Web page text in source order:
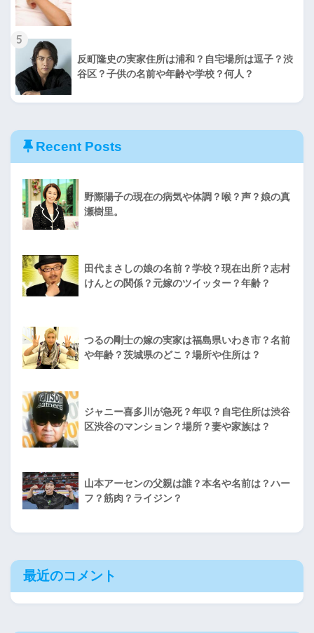
5
反町隆史の実家住所は浦和？自宅場所は逗子？渋
谷区？子供の名前や年齢や学校？何人？
Recent Posts
野際陽子の現在の病気や体調？喉？声？娘の真
瀬樹里。
田代まさしの娘の名前？学校？現在出所？志村
けんとの関係？元嫁のツイッター？年齢？
つるの剛士の嫁の実家は福島県いわき市？名前
や年齢？茨城県のどこ？場所や住所は？
ジャニー喜多川が急死？年収？自宅住所は渋谷
区渋谷のマンション？場所？妻や家族は？
山本アーセンの父親は誰？本名や名前は？ハー
フ？筋肉？ライジン？
最近のコメント